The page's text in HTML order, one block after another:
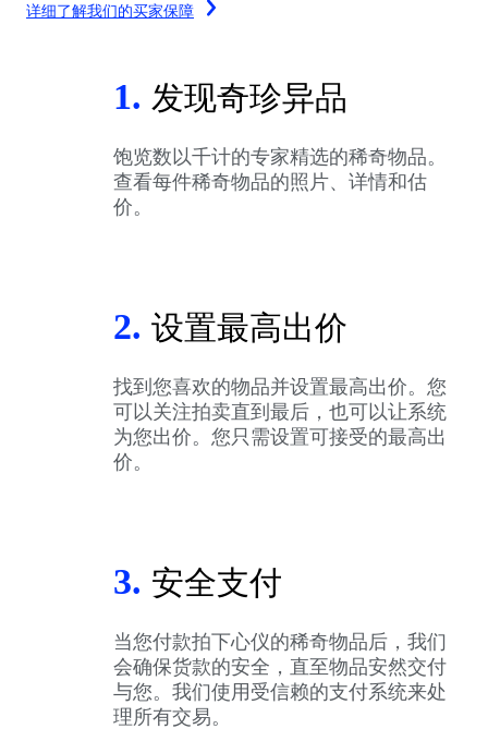
详细了解我们的买家保障
1. 发现奇珍异品
饱览数以千计的专家精选的稀奇物品。
查看每件稀奇物品的照片、详情和估
价。
2. 设置最高出价
找到您喜欢的物品并设置最高出价。您
可以关注拍卖直到最后，也可以让系统
为您出价。您只需设置可接受的最高出
价。
3. 安全支付
当您付款拍下心仪的稀奇物品后，我们
会确保货款的安全，直至物品安然交付
与您。我们使用受信赖的支付系统来处
理所有交易。